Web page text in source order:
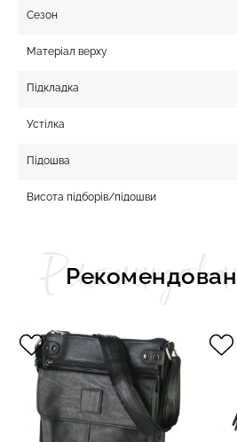
Сезон
Матеріал верху
Підкладка
Устілка
Підошва
Висота підборів/підошви